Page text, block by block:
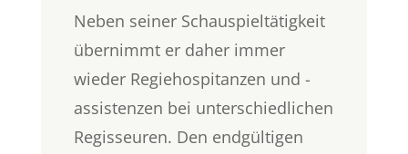
Neben seiner Schauspieltätigkeit
übernimmt er daher immer
wieder Regiehospitanzen und -
assistenzen bei unterschiedlichen
Regisseuren. Den endgültigen